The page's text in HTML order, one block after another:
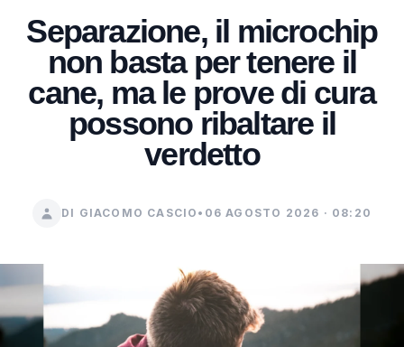
Separazione, il microchip
non basta per tenere il
cane, ma le prove di cura
possono ribaltare il
verdetto
DI GIACOMO CASCIO • 06 AGOSTO 2026 · 08:20